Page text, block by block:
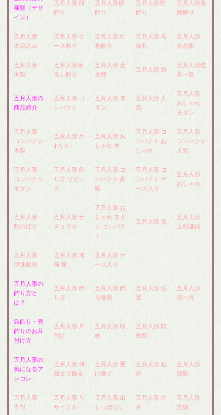
種類（デザ
イン）
五月人形 段
飾り
五月人形鎧
飾り
五月人形兜
飾り
五月人形収
納飾り
五月人形
木目込み
五月人形 ケ
ース飾り
五月人形大
将飾り
五月人形 名
前札
五月人形
名前旗
五月人形
木製
五月人形吊
るし飾り
五月人形 金
太郎
五月人形 旗
五月人形道
具一覧
五月人形の
商品紹介
五月人形 コ
ンパクト
五月人形 モ
ダン
五月人形 人
気
五月人形
おしゃれ
モダン
五月人形
コンパクト
木製
五月人形 か
わいい
五月人形 お
しゃれ 木
五月人形 コ
ンパクト お
しゃれ
五月人形
コンパクト
人気
五月人形
コンパクト
モダン
五月人形 飾
り方 リビン
グ
五月人形 コ
ンパクト 高
級
五月人形 コ
ンパクト ケ
ース入り
五月人形
おしゃれ
五月人形
鯉のぼり
五月人形 ナ
チュラル
五月人形 お
しゃれ モダ
ン コンパク
ト
五月人形 兜
五月人形
上杉謙信
五月人形
伊達政宗
五月人形 名
前 旗
五月人形 ケ
ース入り
五月人形の
飾り方と
は？
五月人形 飾
り方
五月人形 飾
る場所
五月人形 位
置
五月人形
並べ方
鎧飾り・兜
飾りのお片
付け方
五月人形 片
付け
五月人形 収
納
五月人形 防
虫剤
五月人形の
気になるア
レコレ
五月人形 何
歳まで飾る
五月人形 受
け継ぐ
五月人形 処
分
五月人形
買取
五月人形
寄付
五月人形 リ
サイクル
五月人形 出
しっぱなし
五月人形 久
月
五月人形
吉徳